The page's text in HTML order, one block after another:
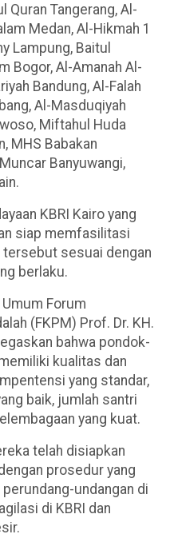
Quran Tangerang, Al-
Medan, Al-Hikmah 1
Lampung, Baitul
Bogor, Al-Amanah Al-
Bandung, Al-Falah
Al-Masduqiyah
Miftahul Huda
MHS Babakan
Banyuwangi,
KBRI Kairo yang
siap memfasilitasi
sesuai dengan
berlaku.
Forum
(FKPM) Prof. Dr. KH.
bahwa pondok-
kualitas dan
yang standar,
baik, jumlah santri
yang kuat.
telah disiapkan
prosedur yang
undangan di
di KBRI dan